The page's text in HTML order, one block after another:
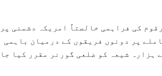
کی فراہمی خالصتاً امریکہ دشمنی
پر دونوں فریقوں کے درمیان باہمی
ہزارہ شیعہ کو ضلعی گورنر مقرر کیا